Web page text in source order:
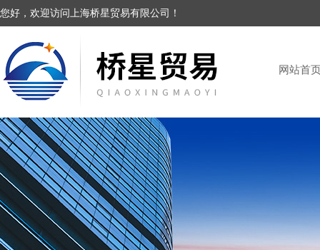
您好，欢迎访问上海桥星贸易有限公司！
网站首